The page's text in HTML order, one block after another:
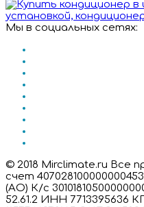
Мы в социальных сетях:
© 2018 Mirclimate.ru Все
счет
(АО) К/с
52.61.2 ИНН 7713395636